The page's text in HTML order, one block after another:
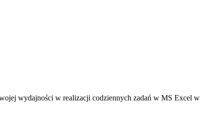
wydajności w realizacji codziennych zadań w MS Excel w